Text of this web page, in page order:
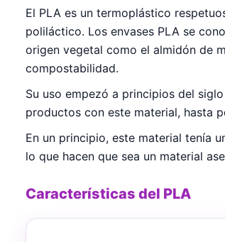
El PLA es un termoplástico
poliláctico. Los envases PLA se
origen vegetal como el almidón de
compostabilidad.
Su uso empezó a principios del
productos con este material, hasta
En un principio, este material tenía
lo que hacen que sea un material
Características del PLA